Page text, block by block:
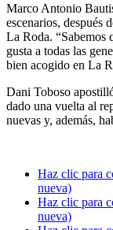
Marco Antonio
escenarios, después
La Roda. “Sabemos
gusta a todas las
bien acogido en La
Dani Toboso
dado una vuelta al
nuevas y, además,
Haz clic para
nueva)
Haz clic para
nueva)